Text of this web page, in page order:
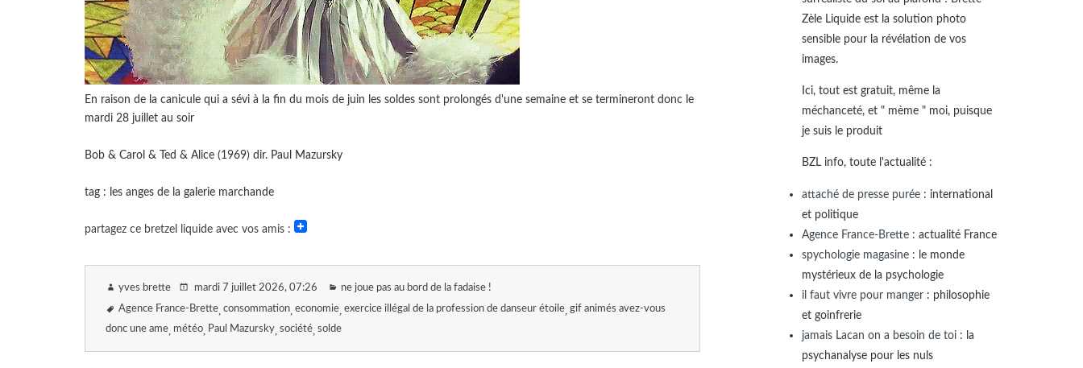
En raison de la canicule qui a sévi à la fin du mois de juin les soldes sont prolongés d'une semaine et se termineront donc le
mardi 28 juillet au soir
Bob & Carol & Ted & Alice (1969) dir. Paul Mazursky
tag : les anges de la galerie marchande
partagez ce bretzel liquide avec vos amis :
yves brette mardi 7 juillet 2026, 07:26 ne joue pas au bord de la fadaise !
Agence France-Brette consommation economie exercice illégal de la profession de danseur étoile gif animés avez-vous
donc une ame météo Paul Mazursky société solde
Zèle Liquide est la solution photo
sensible pour la révélation de vos
images.
Ici, tout est gratuit, même la
méchanceté, et " mème " moi, puisque
je suis le produit
BZL info, toute l'actualité :
attaché de presse purée : international
et politique
Agence France-Brette : actualité France
spychologie magasine : le monde
mystérieux de la psychologie
il faut vivre pour manger : philosophie
et goinfrerie
jamais Lacan on a besoin de toi : la
psychanalyse pour les nuls